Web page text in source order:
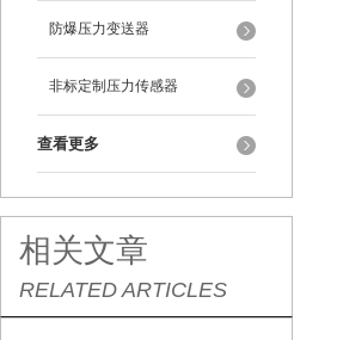
防爆压力变送器
非标定制压力传感器
查看更多
相关文章
RELATED ARTICLES